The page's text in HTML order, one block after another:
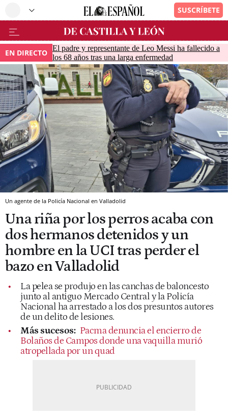
EN DIRECTO El padre y representante de Leo Messi ha fallecido a
los 68 años tras una larga enfermedad
Un agente de la Policía Nacional en Valladolid
Una riña por los perros acaba con
dos hermanos detenidos y un
hombre en la UCI tras perder el
bazo en Valladolid
La pelea se produjo en las canchas de baloncesto
junto al antiguo Mercado Central y la Policía
Nacional ha arrestado a los dos presuntos autores
de un delito de lesiones.
Más sucesos: Pacma denuncia el encierro de
Bolaños de Campos donde una vaquilla murió
atropellada por un quad